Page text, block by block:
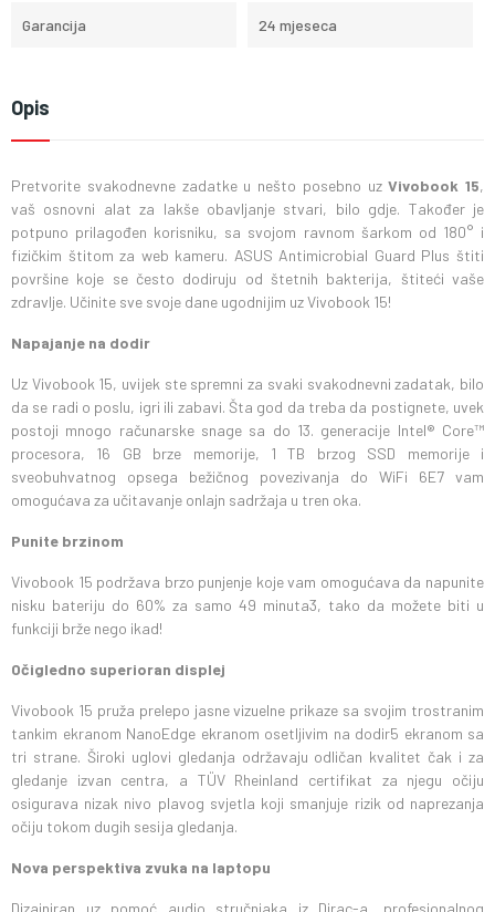
Garancija 24 mjeseca
Opis
Pretvorite svakodnevne zadatke u nešto posebno uzVivobook 15,
vaš osnovni alat za lakše obavljanje stvari, bilo gdje. Također je
potpuno prilagođen korisniku, sa svojom ravnom šarkom od 180° i
fizičkim štitom za web kameru. ASUS Antimicrobial Guard Plus štiti
površine koje se često dodiruju od štetnih bakterija, štiteći vaše
zdravlje. Učinite sve svoje dane ugodnijim uz Vivobook 15!
Napajanje na dodir
Uz Vivobook 15, uvijek ste spremni za svaki svakodnevni zadatak, bilo
da se radi o poslu, igri ili zabavi. Šta god da treba da postignete, uvek
postoji mnogo računarske snage sa do 13. generacije Intel® Core™
procesora, 16 GB brze memorije, 1 TB brzog SSD memorije i
sveobuhvatnog opsega bežičnog povezivanja do WiFi 6E7 vam
omogućava za učitavanje onlajn sadržaja u tren oka.
Punite brzinom
Vivobook 15 podržava brzo punjenje koje vam omogućava da napunite
nisku bateriju do 60% za samo 49 minuta3, tako da možete biti u
funkciji brže nego ikad!
Očigledno superioran displej
Vivobook 15 pruža prelepo jasne vizuelne prikaze sa svojim trostranim
tankim ekranom NanoEdge ekranom osetljivim na dodir5 ekranom sa
tri strane. Široki uglovi gledanja održavaju odličan kvalitet čak i za
gledanje izvan centra, a TÜV Rheinland certifikat za njegu očiju
osigurava nizak nivo plavog svjetla koji smanjuje rizik od naprezanja
očiju tokom dugih sesija gledanja.
Nova perspektiva zvuka na laptopu
Dizajniran uz pomoć audio stručnjaka iz Dirac-a, profesionalnog